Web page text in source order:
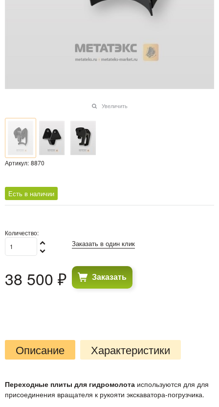
Увеличить
Артикул: 8870
Есть в наличии
Количество:
38 500 ₽
Заказать в один клик
Заказать
Описание Характеристики
Переходные плиты для гидромолота используются для для
присоединения вращателя к рукояти экскаватора-погрузчика.